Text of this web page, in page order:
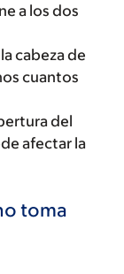
a los dos
cabeza de
cuantos
del
afectar la
toma